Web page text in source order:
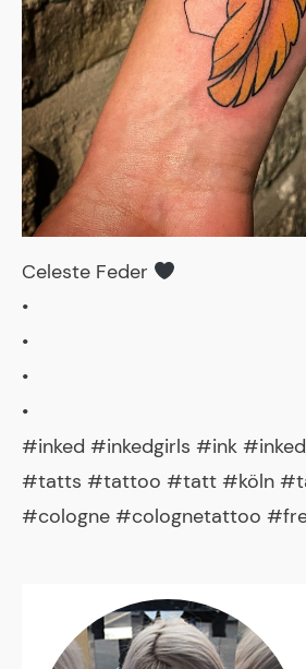
Celeste Feder
•
•
•
•
#inked #inkedgirls #ink
#tatts #tattoo #tatt #köln
#cologne #colognetattoo